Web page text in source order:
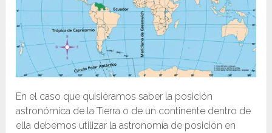
En el caso que quisiéramos saber la posición
astronómica de la Tierra o de un continente dentro de
ella debemos utilizar la astronomía de posición en